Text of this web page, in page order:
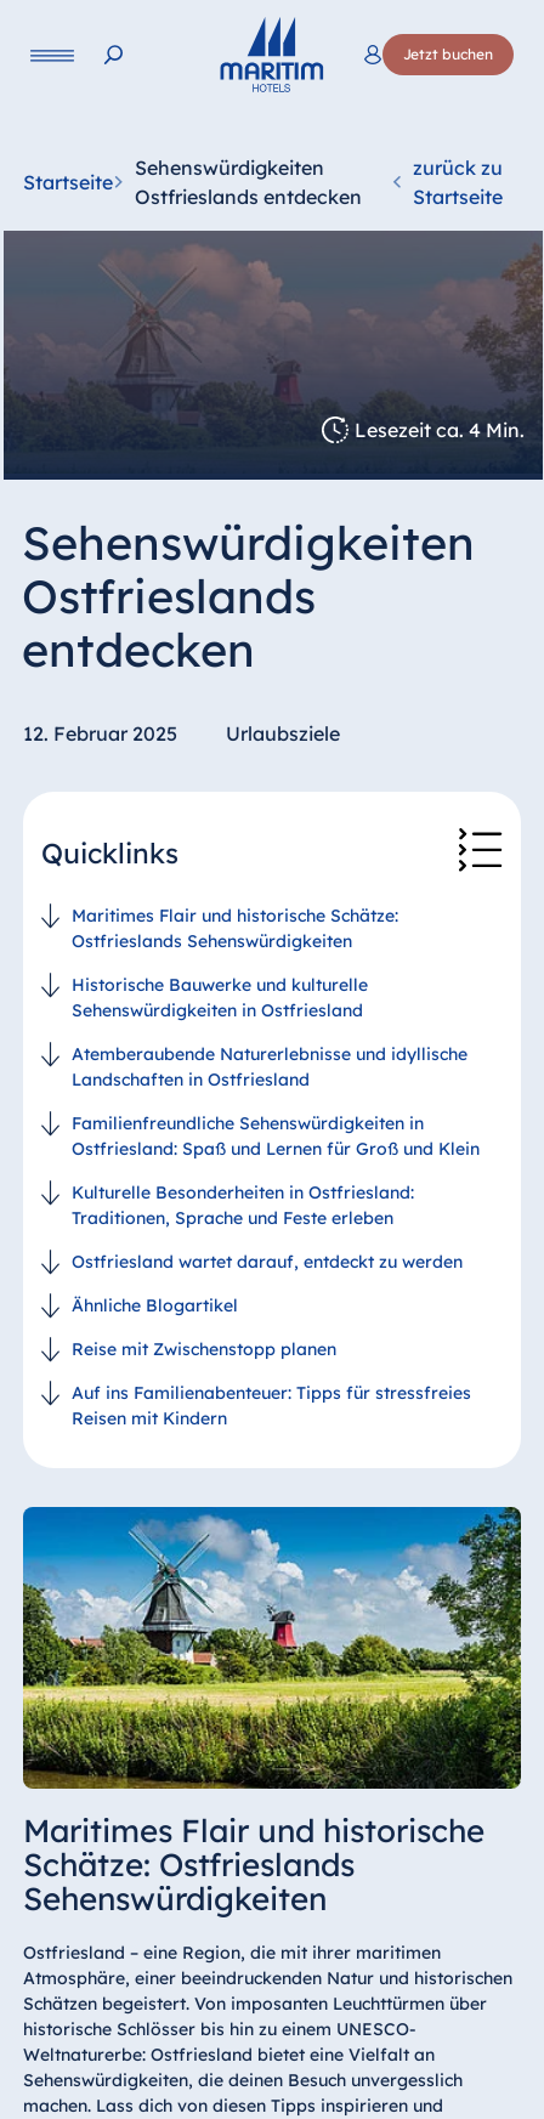
Jetzt buchen
Startseite
Sehenswürdigkeiten
Ostfrieslands entdecken
zurück zu
Startseite
Lesezeit ca. 4 Min.
Sehenswürdigkeiten
Ostfrieslands
entdecken
12. Februar 2025 Urlaubsziele
Quicklinks
Maritimes Flair und historische Schätze:
Ostfrieslands Sehenswürdigkeiten
Historische Bauwerke und kulturelle
Sehenswürdigkeiten in Ostfriesland
Atemberaubende Naturerlebnisse und idyllische
Landschaften in Ostfriesland
Familienfreundliche Sehenswürdigkeiten in
Ostfriesland: Spaß und Lernen für Groß und Klein
Kulturelle Besonderheiten in Ostfriesland:
Traditionen, Sprache und Feste erleben
Ostfriesland wartet darauf, entdeckt zu werden
Ähnliche Blogartikel
Reise mit Zwischenstopp planen
Auf ins Familienabenteuer: Tipps für stressfreies
Reisen mit Kindern
Maritimes Flair und historische
Schätze: Ostfrieslands
Sehenswürdigkeiten
Ostfriesland – eine Region, die mit ihrer maritimen
Atmosphäre, einer beeindruckenden Natur und historischen
Schätzen begeistert. Von imposanten Leuchttürmen über
historische Schlösser bis hin zu einem UNESCO-
Weltnaturerbe: Ostfriesland bietet eine Vielfalt an
Sehenswürdigkeiten, die deinen Besuch unvergesslich
machen. Lass dich von diesen Tipps inspirieren und